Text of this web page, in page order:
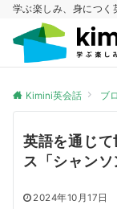
学ぶ楽しみ、身につく
Kimini英会話 ブ
英語を通じ
ス「シャンソ
2024年10月17日